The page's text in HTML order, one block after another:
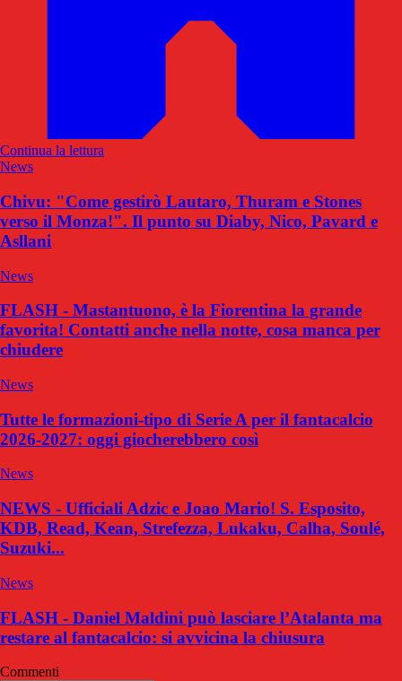
Continua la lettura
News
Chivu: "Come gestirò Lautaro, Thuram e Stones
verso il Monza!". Il punto su Diaby, Nico, Pavard e
Asllani
News
FLASH - Mastantuono, è la Fiorentina la grande
favorita! Contatti anche nella notte, cosa manca per
chiudere
News
Tutte le formazioni-tipo di Serie A per il fantacalcio
2026-2027: oggi giocherebbero così
News
NEWS - Ufficiali Adzic e Joao Mario! S. Esposito,
KDB, Read, Kean, Strefezza, Lukaku, Calha, Soulé,
Suzuki...
News
FLASH - Daniel Maldini può lasciare l’Atalanta ma
restare al fantacalcio: si avvicina la chiusura
Commenti